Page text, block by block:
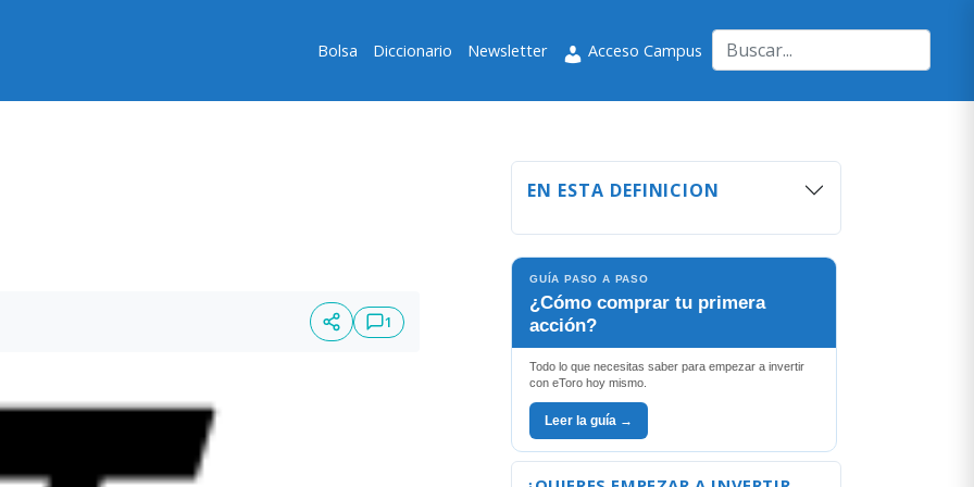
Bolsa Diccionario Newsletter Acceso Campus
1
EN ESTA DEFINICION
GUÍA PASO A PASO
¿Cómo comprar tu primera
acción?
Todo lo que necesitas saber para empezar a invertir
con eToro hoy mismo.
Leer la guía →